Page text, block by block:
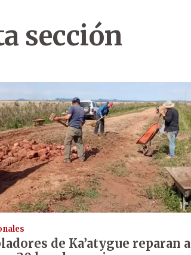
sección
de Ka’atygue reparan a